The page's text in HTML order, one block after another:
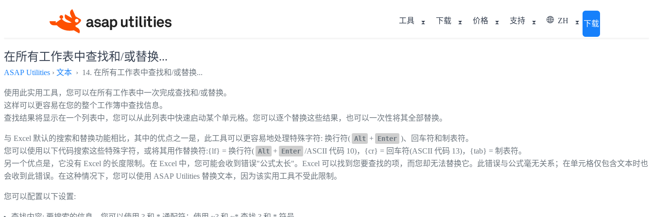
工具 下载 价格 支持 ZH 下载
在所有工作表中查找和/或替换...
ASAP Utilities › 文本 › 14. 在所有工作表中查找和/或替换...
使用此实用工具，您可以在所有工作表中一次完成查找和/或替换。
这样可以更容易在您的整个工作簿中查找信息。
查找结果将显示在一个列表中，您可以从此列表中快速启动某个单元格。您可以逐个替换这些结果，也可以一次性将其全部替换。
与 Excel 默认的搜索和替换功能相比，其中的优点之一是，此工具可以更容易地处理特殊字符: 换行符( Alt + Enter )、回车符和制表符。
您可以使用以下代码搜索这些特殊字符，或将其用作替换符:{lf} = 换行符( Alt + Enter /ASCII 代码 10)，{cr} = 回车符(ASCII 代码 13)，{tab} = 制表符。
另一个优点是，它没有 Excel 的长度限制。在 Excel 中，您可能会收到错误"公式太长"。Excel 可以找到您要查找的项，而您却无法替换它。此错误与公式毫无关系；在单元格仅包含文本时也
会收到此错误。在这种情况下，您可以使用 ASAP Utilities 替换文本，因为该实用工具不受此限制。
您可以配置以下设置: